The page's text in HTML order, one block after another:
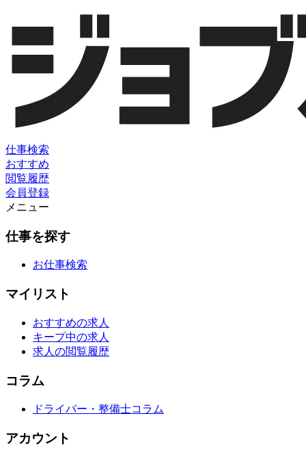
仕事検索
おすすめ
閲覧履歴
会員登録
メニュー
仕事を探す
お仕事検索
マイリスト
おすすめの求人
キープ中の求人
求人の閲覧履歴
コラム
ドライバー・整備士コラム
アカウント